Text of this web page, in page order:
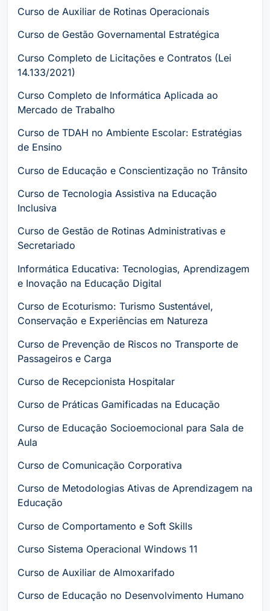
Curso de Auxiliar de Rotinas Operacionais
Curso de Gestão Governamental Estratégica
Curso Completo de Licitações e Contratos (Lei
14.133/2021)
Curso Completo de Informática Aplicada ao
Mercado de Trabalho
Curso de TDAH no Ambiente Escolar: Estratégias
de Ensino
Curso de Educação e Conscientização no Trânsito
Curso de Tecnologia Assistiva na Educação
Inclusiva
Curso de Gestão de Rotinas Administrativas e
Secretariado
Informática Educativa: Tecnologias, Aprendizagem
e Inovação na Educação Digital
Curso de Ecoturismo: Turismo Sustentável,
Conservação e Experiências em Natureza
Curso de Prevenção de Riscos no Transporte de
Passageiros e Carga
Curso de Recepcionista Hospitalar
Curso de Práticas Gamificadas na Educação
Curso de Educação Socioemocional para Sala de
Aula
Curso de Comunicação Corporativa
Curso de Metodologias Ativas de Aprendizagem na
Educação
Curso de Comportamento e Soft Skills
Curso Sistema Operacional Windows 11
Curso de Auxiliar de Almoxarifado
Curso de Educação no Desenvolvimento Humano